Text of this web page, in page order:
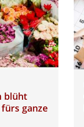
blüht
ganze